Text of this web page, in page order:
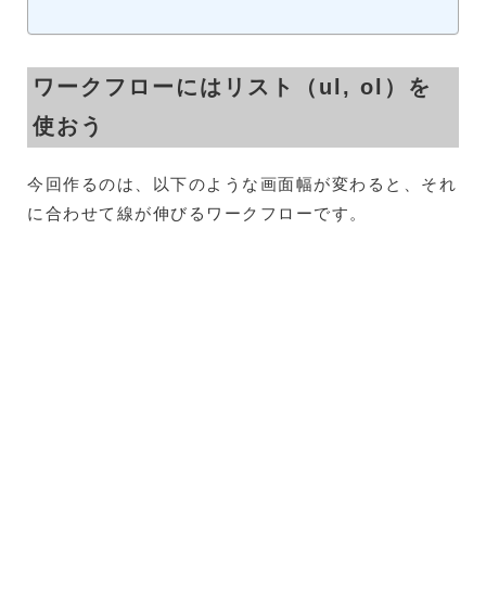
ワークフローにはリスト（ul, ol）を
使おう
今回作るのは、以下のような画面幅が変わると、それ
に合わせて線が伸びるワークフローです。